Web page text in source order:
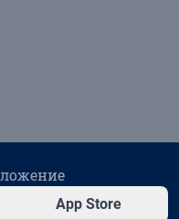
App Store